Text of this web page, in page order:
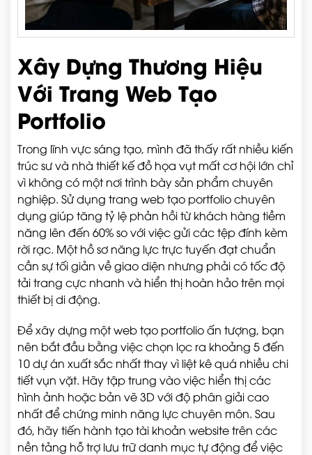
Xây Dựng Thương Hiệu
Với Trang Web Tạo
Portfolio
Trong lĩnh vực sáng tạo, mình đã thấy rất nhiều kiến
trúc sư và nhà thiết kế đồ họa vụt mất cơ hội lớn chỉ
vì không có một nơi trình bày sản phẩm chuyên
nghiệp. Sử dụng trang web tạo portfolio chuyên
dụng giúp tăng tỷ lệ phản hồi từ khách hàng tiềm
năng lên đến 60% so với việc gửi các tệp đính kèm
rời rạc. Một hồ sơ năng lực trực tuyến đạt chuẩn
cần sự tối giản về giao diện nhưng phải có tốc độ
tải trang cực nhanh và hiển thị hoàn hảo trên mọi
thiết bị di động.
Để xây dựng một web tạo portfolio ấn tượng, bạn
nên bắt đầu bằng việc chọn lọc ra khoảng 5 đến
10 dự án xuất sắc nhất thay vì liệt kê quá nhiều chi
tiết vụn vặt. Hãy tập trung vào việc hiển thị các
hình ảnh hoặc bản vẽ 3D với độ phân giải cao
nhất để chứng minh năng lực chuyên môn. Sau
đó, hãy tiến hành tạo tài khoản website trên các
nền tảng hỗ trợ lưu trữ danh mục tự động để việc